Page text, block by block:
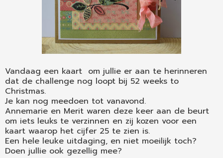
Vandaag een kaart om jullie er aan te herinneren
dat de challenge nog loopt bij 52 weeks to
Christmas.
Je kan nog meedoen tot vanavond.
Annemarie en Merit waren deze keer aan de beurt
om iets leuks te verzinnen en zij kozen voor een
kaart waarop het cijfer 25 te zien is.
Een hele leuke uitdaging, en niet moeilijk toch?
Doen jullie ook gezellig mee?